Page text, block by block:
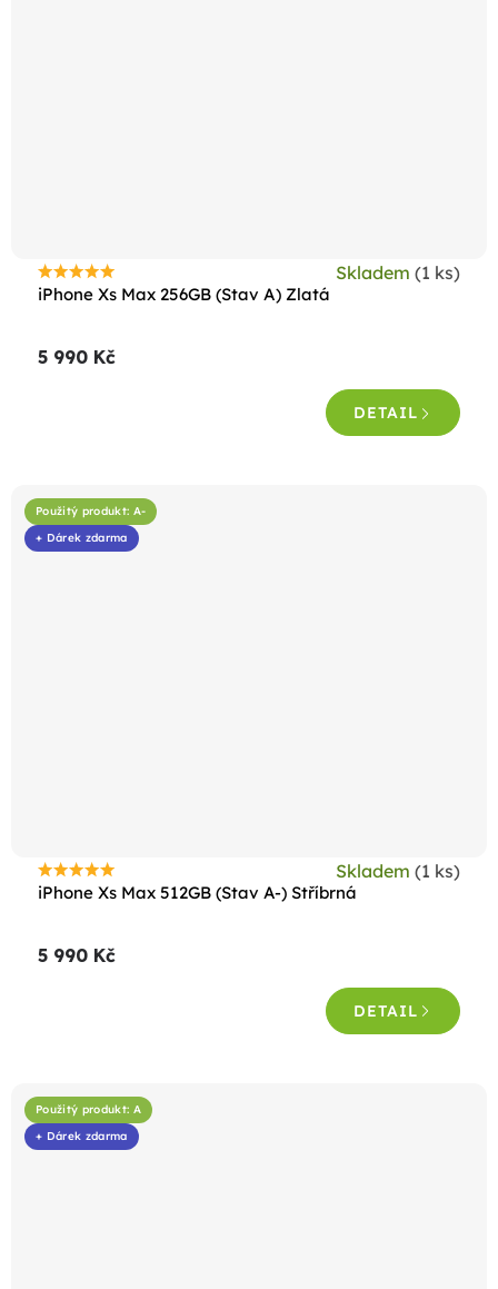
iPhone Xs Max 256GB (Stav A) Zlatá
Průměrné
je
Skladem (1 ks)
5 990 Kč
DETAIL
Použitý produkt: A-
+ Dárek zdarma
iPhone Xs Max 512GB (Stav A-) Stříbrná
Průměrné
je
Skladem (1 ks)
5 990 Kč
DETAIL
Použitý produkt: A
+ Dárek zdarma